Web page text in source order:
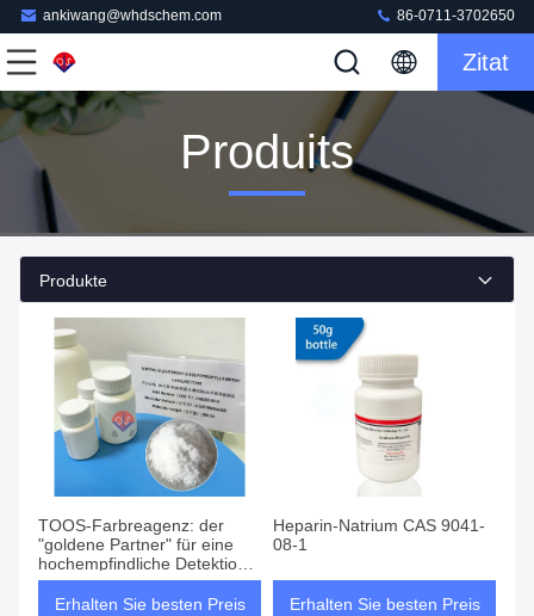
ankiwang@whdschem.com 86-0711-3702650
Zitat
Produits
Produkte
TOOS-Farbreagenz: der
"goldene Partner" für eine
hochempfindliche Detektion,
wodurch die experimentellen
Ergebnisse genauer werden!
Erhalten Sie besten Preis
Heparin-Natrium CAS 9041-
08-1
Erhalten Sie besten Preis